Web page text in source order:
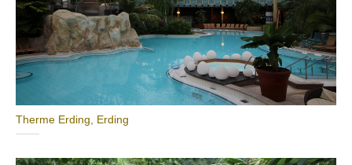
Therme Erding, Erding